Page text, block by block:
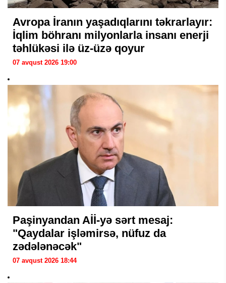
Avropa İranın yaşadıqlarını təkrarlayır:
İqlim böhranı milyonlarla insanı enerji
təhlükəsi ilə üz-üzə qoyur
07 avqust 2026 19:00
Paşinyandan Aİİ-yə sərt mesaj:
"Qaydalar işləmirsə, nüfuz da
zədələnəcək"
07 avqust 2026 18:44